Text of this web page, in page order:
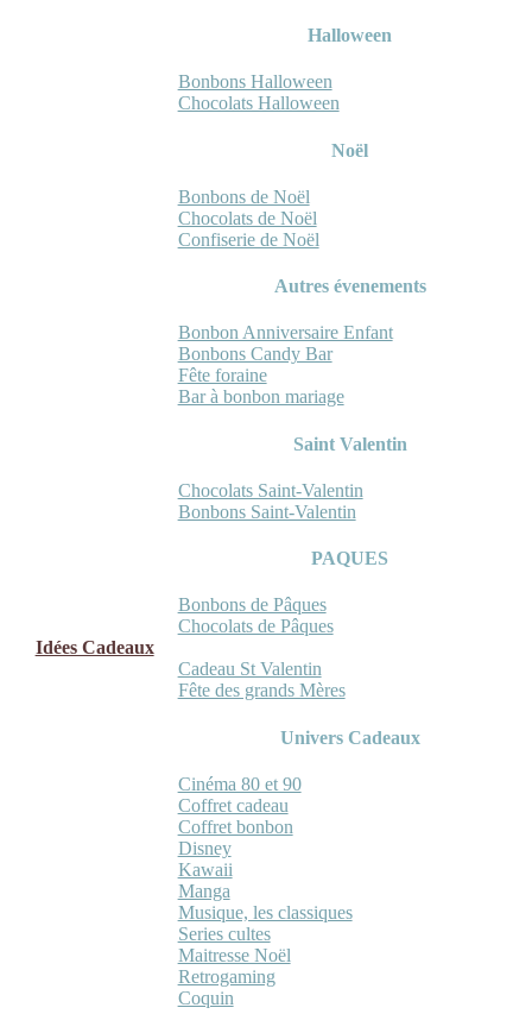
Halloween
Bonbons Halloween
Chocolats Halloween
Noël
Bonbons de Noël
Chocolats de Noël
Confiserie de Noël
Autres évenements
Bonbon Anniversaire Enfant
Bonbons Candy Bar
Fête foraine
Bar à bonbon mariage
Saint Valentin
Chocolats Saint-Valentin
Bonbons Saint-Valentin
PAQUES
Bonbons de Pâques
Chocolats de Pâques
Idées Cadeaux
Cadeau St Valentin
Fête des grands Mères
Univers Cadeaux
Cinéma 80 et 90
Coffret cadeau
Coffret bonbon
Disney
Kawaii
Manga
Musique, les classiques
Series cultes
Maitresse Noël
Retrogaming
Coquin